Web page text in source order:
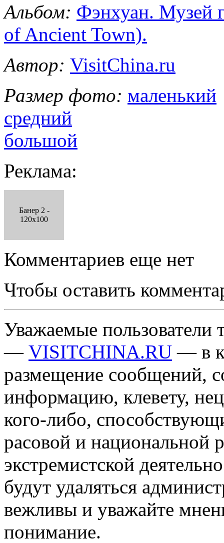
Альбом: Фэнхуан. Музей
of Ancient Town).
Автор: VisitChina.ru
Размер фото: маленький
средний
большой
Реклама:
Банер 2 -
120x100
Комментариев еще нет
Чтобы оставить
Уважаемые пользователи
— VISITCHINA.RU — в
размещение сообщений,
информацию, клевету,
кого-либо,
расовой и национальной
экстремистской
будут удаляться
вежливы и уважайте
понимание.